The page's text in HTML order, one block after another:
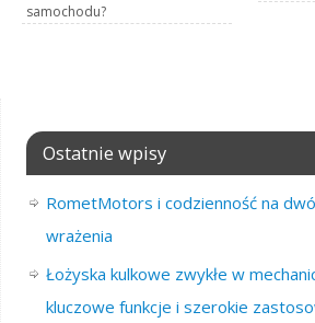
samochodu?
Ostatnie wpisy
RometMotors i codzienność na
wrażenia
Łożyska kulkowe zwykłe w
kluczowe funkcje i szerokie